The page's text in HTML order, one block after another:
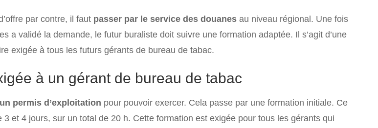
par contre, il faut passer par le service des douanes au niveau régional. Une fois
a validé la demande, le futur buraliste doit suivre une formation adaptée. Il s’agit d’une
exigée à tous les futurs gérants de bureau de tabac.
à un gérant de bureau de tabac
permis d’exploitation pour pouvoir exercer. Cela passe par une formation initiale. Ce
3 et 4 jours, sur un total de 20 h. Cette formation est exigée pour tous les gérants qui